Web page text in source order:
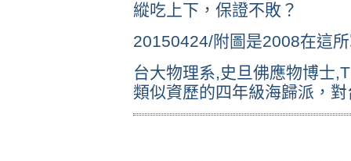
縱吃上下，保證不敗？
20150424/附圖是2008在這
台大物理系,史旦佛應物博士
類似資歷的四年級海歸派，